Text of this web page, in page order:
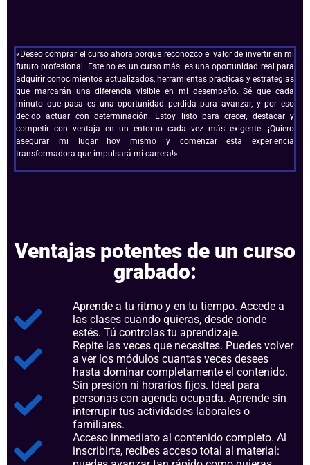
«Deseo comprar el curso ahora porque reconozco el valor de invertir en mi
futuro profesional. Este no es un curso más: es una oportunidad real para
adquirir conocimientos actualizados, herramientas prácticas y estrategias
que marcarán una diferencia visible en mi desempeño. Sé que cada
minuto que pasa es una oportunidad perdida para avanzar, y por eso
decido actuar con determinación. Estoy listo para crecer, destacar y
competir con ventaja en un entorno cada vez más exigente. ¡Quiero
asegurar mi lugar hoy mismo y comenzar esta experiencia
transformadora que impulsará mi carrera!»
Ventajas potentes de un curso
grabado:
Aprende a tu ritmo y en tu tiempo. Accede a
las clases cuando quieras, desde donde
estés. Tú controlas tu aprendizaje.
Repite las veces que necesites. Puedes volver
a ver los módulos cuantas veces desees
hasta dominar completamente el contenido.
Sin presión ni horarios fijos. Ideal para
personas con agenda ocupada. Aprende sin
interrupir tus actividades laborales o
familiares.
Acceso inmediato al contenido completo. Al
inscribirte, recibes acceso total al material: